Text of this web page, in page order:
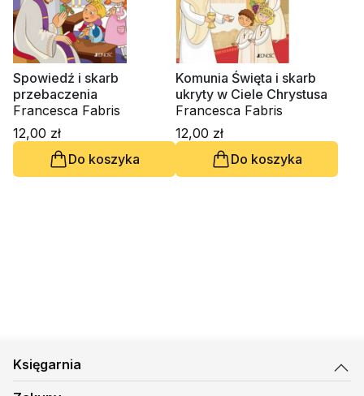
Spowiedź i skarb
przebaczenia
Francesca Fabris
12,00 zł
Do koszyka
Komunia Święta i skarb
ukryty w Ciele Chrystusa
Francesca Fabris
12,00 zł
Do koszyka
Księgarnia